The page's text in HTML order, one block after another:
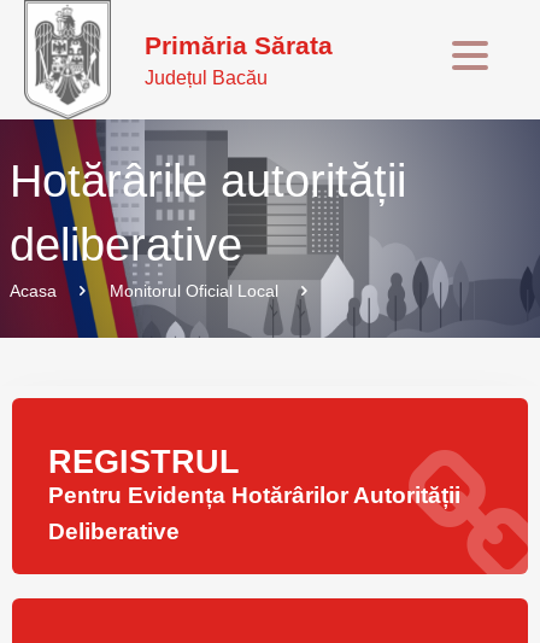
Primăria Sărata
Județul Bacău
Hotărârile autorității
deliberative
Acasa Monitorul Oficial Local
REGISTRUL
Pentru Evidența Hotărârilor Autorității
Deliberative